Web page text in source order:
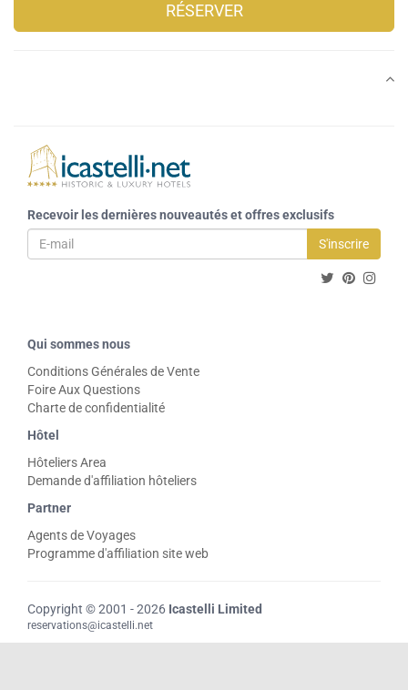
RÉSERVER
Recevoir les dernières nouveautés et offres exclusifs
S'inscrire
Qui sommes nous
Conditions Générales de Vente
Foire Aux Questions
Charte de confidentialité
Hôtel
Hôteliers Area
Demande d'affiliation hôteliers
Partner
Agents de Voyages
Programme d'affiliation site web
Copyright © 2001 - 2026 Icastelli Limited
reservations@icastelli.net